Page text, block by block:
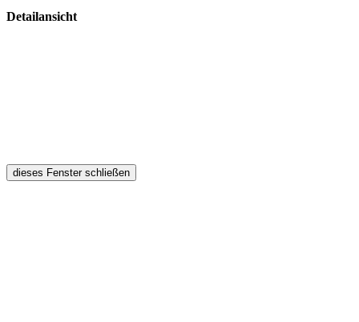
Detailansicht
dieses Fenster schließen